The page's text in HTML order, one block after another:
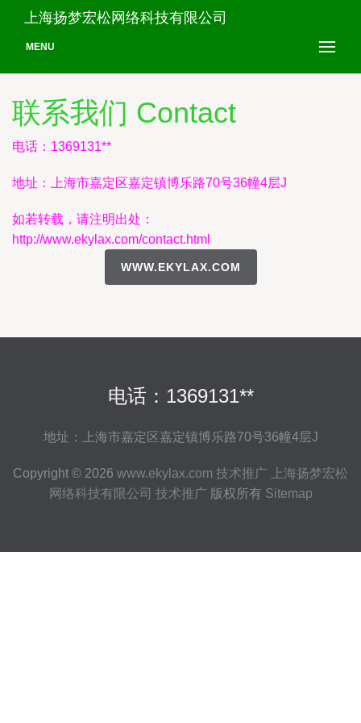
上海扬梦宏松网络科技有限公司
MENU
联系我们 Contact
电话：1369131**
地址：上海市嘉定区嘉定镇博乐路70号36幢4层J
如若转载，请注明出处：
http://www.ekylax.com/contact.html
WWW.EKYLAX.COM
电话：1369131**
地址：上海市嘉定区嘉定镇博乐路70号36幢4层J
Copyright © 2026 www.ekylax.com 技术推广
上海扬梦宏松
网络科技有限公司 技术推广 版权所有 Sitemap